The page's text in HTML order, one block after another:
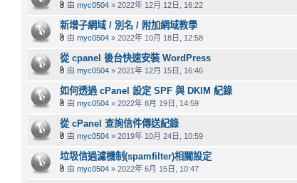
由 myc0504 » 2022年 12月 12日, 16:22
新增子網域 / 別名 / 附加網域教學
由 myc0504 » 2022年 10月 18日, 12:58
從 cpanel 後台快速安裝 WordPress
由 myc0504 » 2021年 12月 15日, 16:46
如何透過 cPanel 設定 SPF 與 DKIM 紀錄
由 myc0504 » 2022年 8月 19日, 14:59
從 cPanel 查詢信件傳送紀錄
由 myc0504 » 2019年 10月 24日, 10:59
垃圾信過濾機制(spamfilter)相關設定
由 myc0504 » 2022年 6月 15日, 10:47